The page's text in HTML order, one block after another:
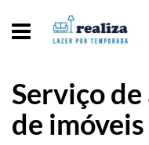
Serviço
de imóveis